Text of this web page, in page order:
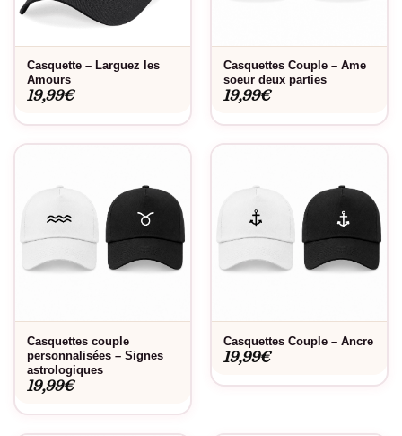
Casquette – Larguez les
Amours
19,99€
Casquettes Couple – Ame
soeur deux parties
19,99€
Casquettes couple
personnalisées – Signes
astrologiques
19,99€
Casquettes Couple – Ancre
19,99€